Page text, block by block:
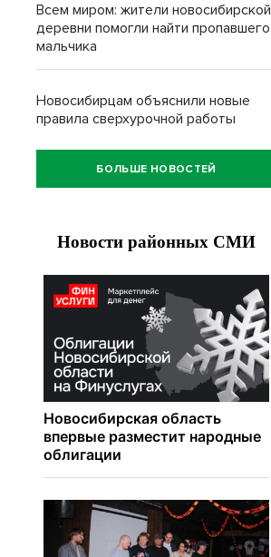
Всем миром: жители новосибирской
деревни помогли найти пропавшего
мальчика
Новосибирцам объяснили новые
правила сверхурочной работы
БОЛЬШЕ НОВОСТЕЙ